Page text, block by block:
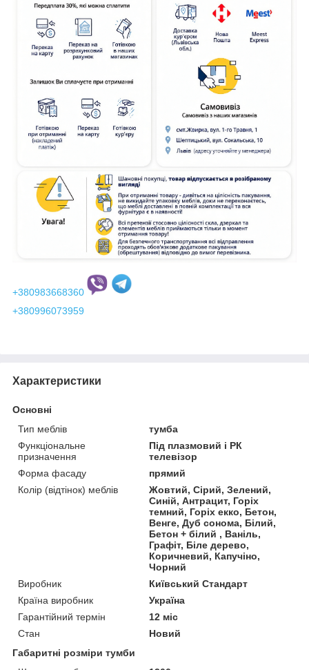
+380983668360
+380996073959
Характеристики
Основні
Тип меблів
тумба
Функціональне
призначення
Під плазмовий і РК
телевізор
Форма фасаду
прямий
Колір (відтінок) меблів
Жовтий, Сірий, Зелений,
Синій, Антрацит, Горіх
темний, Горіх екко, Бетон,
Венге, Дуб сонома, Білий,
Бетон + білий , Ваніль,
Графіт, Біле дерево,
Коричневий, Капучіно,
Чорний
Виробник
Київський Стандарт
Країна виробник
Україна
Гарантійний термін
12 міс
Стан
Новий
Габаритні розміри тумби